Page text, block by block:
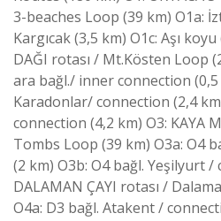
3-beaches Loop (39 km) O1a:
Kargıcak (3,5 km) O1c: Aşı
DAĞI rotası / Mt.Kösten Loop
ara bağl./ inner connection (0,5
Karadonlar/ connection (2,4
connection (4,2 km) O3: KAYA
Tombs Loop (39 km) O3a: O4
(2 km) O3b: O4 bağl. Yeşilyurt /
DALAMAN ÇAYI rotası /
O4a: D3 bağl. Atakent /